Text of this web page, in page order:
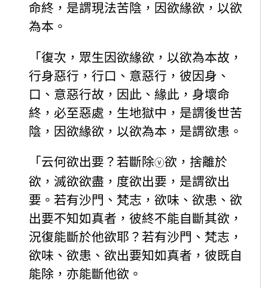
命終，是謂現法苦陰，因欲緣欲，以欲
為本。
「復次，眾生因欲緣欲，以欲為本故，
行身惡行，行口、意惡行，彼因身、
口、意惡行故，因此、緣此，身壞命
終，必至惡處，生地獄中，是謂後世苦
陰，因欲緣欲，以欲為本，是謂欲患。
「云何欲出要？若斷除ⓥ欲，捨離於
欲，滅欲欲盡，度欲出要，是謂欲出
要。若有沙門、梵志，欲味、欲患、欲
出要不知如真者，彼終不能自斷其欲，
況復能斷於他欲耶？若有沙門、梵志，
欲味、欲患、欲出要知如真者，彼既自
能除，亦能斷他欲。